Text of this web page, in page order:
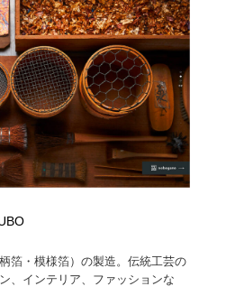
箔・模様箔）の製造。伝統工芸の
、インテリア、ファッションな